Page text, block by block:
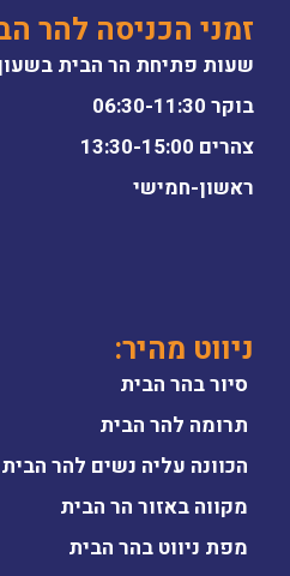
זמני הכניסה להר
שעות פתיחת הר הבית
בוקר 06:30-11:30
צהרים 13:30-15:00
ראשון-חמישי
ניווט מהיר:
סיור בהר הבית
תרומה להר הבית
הכוונה עליה נשים להר הבית
מקווה באזור הר הבית
מפת ניווט בהר הבית